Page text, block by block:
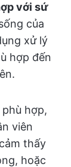
với sứ
của
xử lý
hợp đến
hợp,
viên
thấy
hoặc